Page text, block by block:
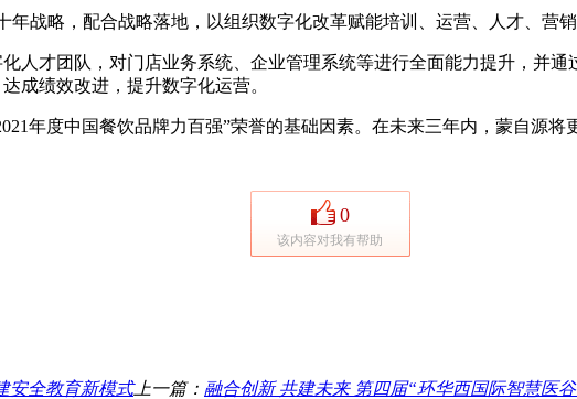
战略，配合战略落地，以组织数字化改革赋能培训、运营、人才、营
才团队，对门店业务系统、企业管理系统等进行全面能力提升，并通
成绩效改进，提升数字化运营。
年度中国餐饮品牌力百强”荣誉的基础因素。在未来三年内，蒙自源将
0
该内容对我有帮助
安全教育新模式上一篇： 融合创新 共建未来 第四届“环华西国际智慧医